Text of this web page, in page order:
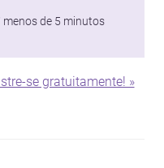
de 5 minutos
se gratuitamente! »